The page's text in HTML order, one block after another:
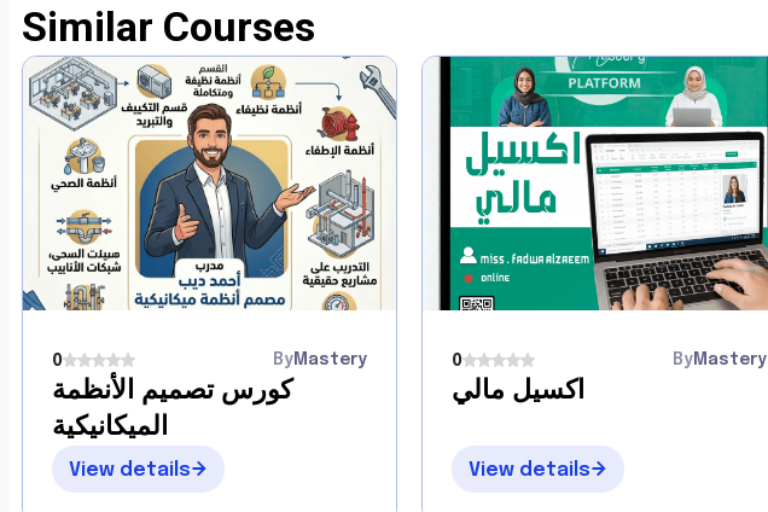
Similar Courses
0 By Mastery
كورس تصميم الأنظمة
الميكانيكية
View details
0 By Mastery
اكسيل مالي
View details